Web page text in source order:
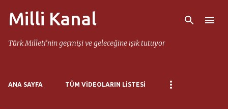
Ana içeriğe atla
Milli Kanal
Türk Milleti’nin geçmişi ve geleceğine ışık tutuyor
ANA SAYFA TÜM VIDEOLARIN LISTESI